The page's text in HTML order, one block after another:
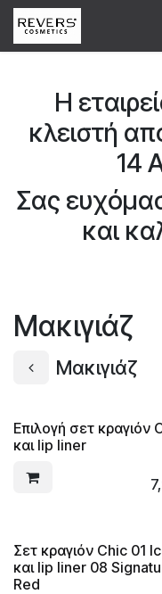
Skip to Content
Η
κλειστή
14
Σας
και
Μακιγιάζ
Μακιγιάζ
Επιλογή σετ κραγιόν
και lip liner
Σετ κραγιόν Chic 01
και lip liner 08
Red